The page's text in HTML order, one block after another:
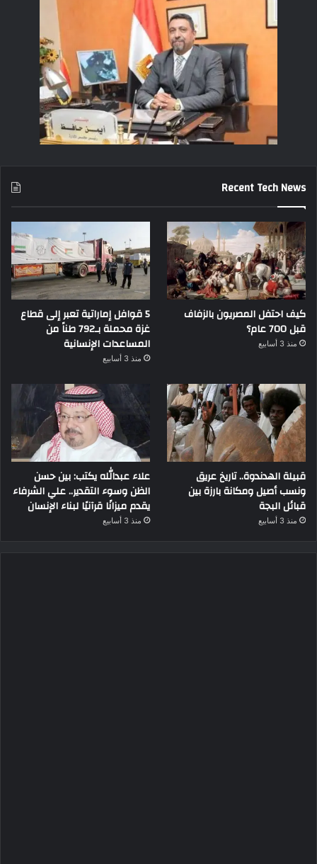
Recent Tech News
كيف احتفل المصريون بالزفاف
قبل 700 عام؟
منذ 3 أسابيع
5 قوافل إماراتية تعبر إلى قطاع
غزة محملة بـ792 طناً من
المساعدات الإنسانية
منذ 3 أسابيع
قبيلة الهدندوة.. تاريخ عريق
ونسب أصيل ومكانة بارزة بين
قبائل البجة
منذ 3 أسابيع
علاء عبدالله يكتب: بين حسن
الظن وسوء التقدير.. علي الشرفاء
يقدم ميزانًا قرآنيًا لبناء الإنسان
منذ 3 أسابيع